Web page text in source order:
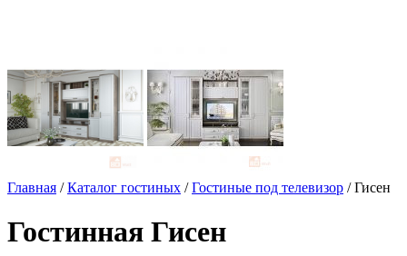
Главная /Каталог гостиных /Гостиные под телевизор / Гисен
Гостинная Гисен